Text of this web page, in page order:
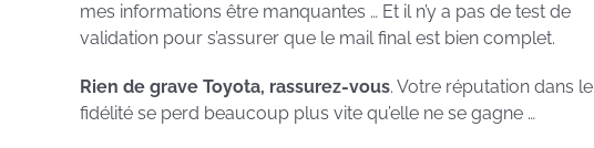
mes informations être manquantes … Et il n’y a pas de test de
validation pour s’assurer que le mail final est bien complet.
Rien de grave Toyota, rassurez-vous. Votre réputation dans
fidélité se perd beaucoup plus vite qu’elle ne se gagne …